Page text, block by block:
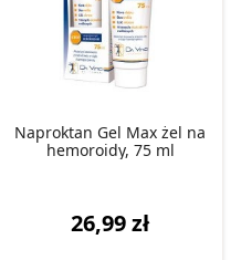
Naproktan Gel Max żel na
hemoroidy, 75 ml
26,99 zł